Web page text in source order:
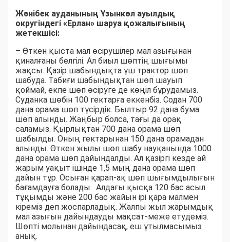
Жәнібек ауданының Ұзынкөл ауылдық
округіндегі «Ерлан» шаруа қожалығының
жетекшісі:
– Өткен қыста мал өсірушілер мал азығынан
қиналғаны белгілі. Ал биыл шөптің шығымы
жақсы. Қазір шабындықта үш трактор шөп
шабуда. Табиғи шабындықтан шөп шауып
қоймай, екпе шөп өсіруге де көңіл бұрудамыз.
Суданка шөбін 100 гектарға еккенбіз. Содан 700
дана орама шөп түсірдік. Былтыр 92 дана бума
шөп алынды. Жаңбыр болса, тағы да орақ
саламыз. Қырлықтан 700 дана орама шөп
шабылды. Оның гектарынан 150 дана орамадан
алынды. Өткен жылы шөп шабу науқанында 1000
дана орама шөп дайындалды. Ал қазіргі кезде ай
жарым уақыт ішінде 1,5 мың дана орама шөп
дайын тұр. Осыған қарап-ақ шөп шығымдылығын
бағамдауға болады. Алдағы қысқа 120 бас асыл
тұқымды және 200 бас жайын ірі қара малмен
кіреміз деп жоспарладық. Жалпы жыл жарымдық
мал азығын дайындауды мақсат-меже етудеміз.
Шөпті молынан дайындасақ, еш ұтылмасымыз
анық.